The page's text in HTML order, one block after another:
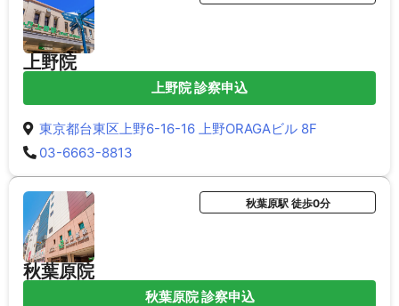
上野院
上野院 診察申込
東京都台東区上野6-16-16 上野ORAGAビル 8F
03-6663-8813
秋葉原院
秋葉原駅 徒歩0分
秋葉原院 診察申込